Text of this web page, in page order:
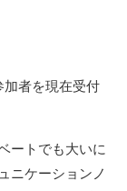
加者を現在受付
ートでも大いに
ニケーションノ